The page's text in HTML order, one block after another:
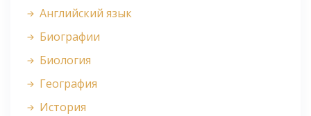
Английский язык
Биографии
Биология
География
История